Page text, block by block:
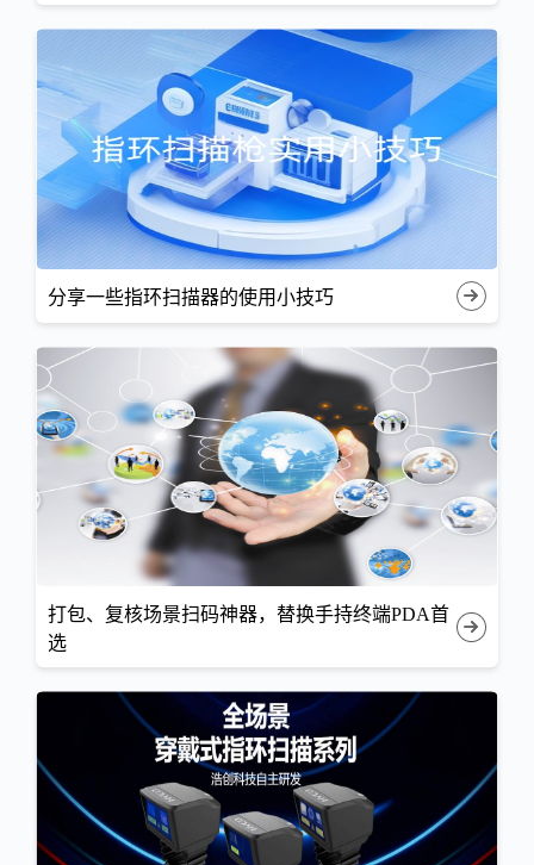
分享一些指环扫描器的使用小技巧
打包、复核场景扫码神器，替换手持终端PDA首
选